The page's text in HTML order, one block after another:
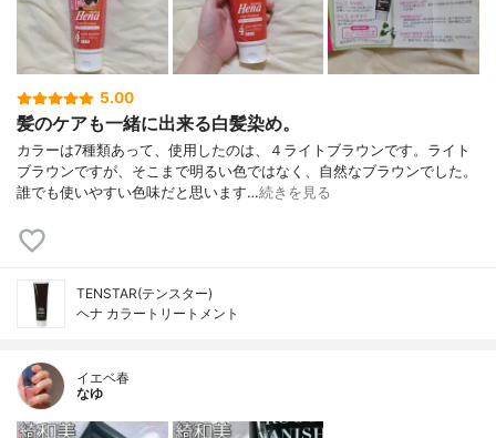
5.00
髪のケアも一緒に出来る白髪染め。
カラーは7種類あって、使用したのは、４ライトブラウンです。ライト
ブラウンですが、そこまで明るい色ではなく、自然なブラウンでした。
誰でも使いやすい色味だと思います…続きを見る
TENSTAR(テンスター)
ヘナ カラートリートメント
イエベ春
なゆ